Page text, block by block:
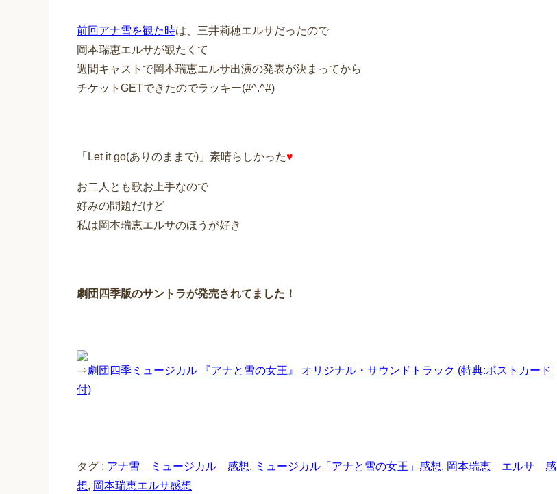
前回アナ雪を観た時は、三井莉穂エルサだったので
岡本瑞恵エルサが観たくて
週間キャストで岡本瑞恵エルサ出演の発表が決まってから
チケットGETできたのでラッキー(#^.^#)
「Let it go(ありのままで)」素晴らしかった♥
お二人とも歌お上手なので
好みの問題だけど
私は岡本瑞恵エルサのほうが好き
劇団四季版のサントラが発売されてました！
⇒劇団四季ミュージカル 『アナと雪の女王』 オリジナル・サウンドトラック (特典:ポストカード
付)
タグ : アナ雪 ミュージカル 感想, ミュージカル「アナと雪の女王」感想, 岡本瑞恵 エルサ 感
想, 岡本瑞恵エルサ感想